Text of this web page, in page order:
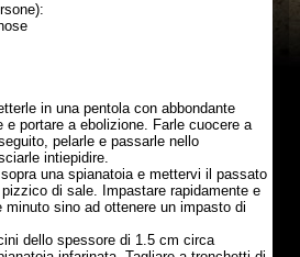
in una pentola con abbondante
e portare a ebolizione. Farle cuocere a
pelarle e passarle nello
intiepidire.
una spianatoia e mettervi il passato
di sale. Impastare rapidamente e
minuto sino ad ottenere un impasto di
dello spessore di 1.5 cm circa